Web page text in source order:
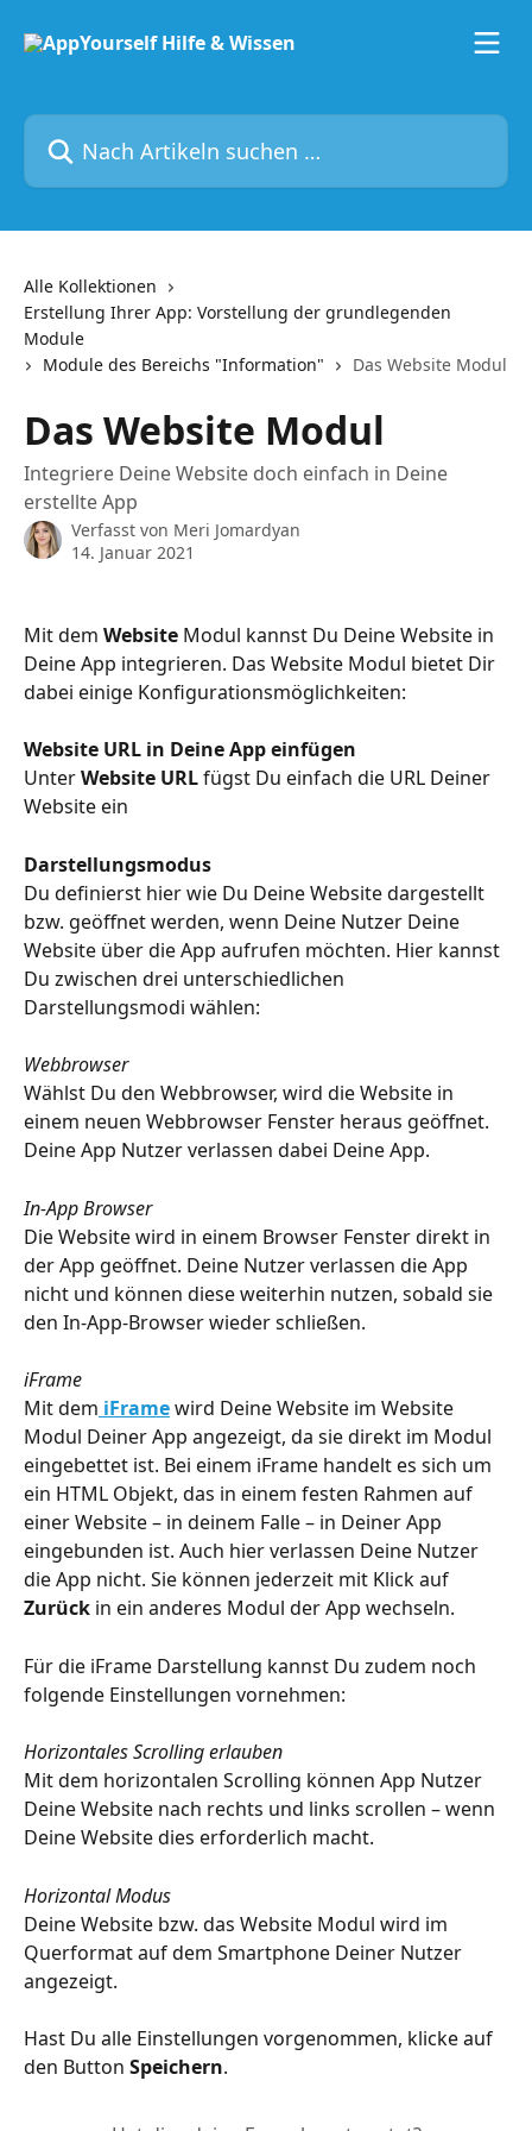
Nach Artikeln suchen …
Alle Kollektionen
Erstellung Ihrer App: Vorstellung der grundlegenden
Module
Module des Bereichs "Information"
Das Website Modul
Das Website Modul
Integriere Deine Website doch einfach in Deine
erstellte App
Verfasst von Meri Jomardyan
14. Januar 2021
Mit dem Website Modul kannst Du Deine Website in
Deine App integrieren. Das Website Modul bietet Dir
dabei einige Konfigurationsmöglichkeiten:
Website URL in Deine App einfügen
Unter Website URL fügst Du einfach die URL Deiner
Website ein
Darstellungsmodus
Du definierst hier wie Du Deine Website dargestellt
bzw. geöffnet werden, wenn Deine Nutzer Deine
Website über die App aufrufen möchten. Hier kannst
Du zwischen drei unterschiedlichen
Darstellungsmodi wählen:
Webbrowser
Wählst Du den Webbrowser, wird die Website in
einem neuen Webbrowser Fenster heraus geöffnet.
Deine App Nutzer verlassen dabei Deine App.
In-App Browser
Die Website wird in einem Browser Fenster direkt in
der App geöffnet. Deine Nutzer verlassen die App
nicht und können diese weiterhin nutzen, sobald sie
den In-App-Browser wieder schließen.
iFrame
Mit dem iFrame wird Deine Website im Website
Modul Deiner App angezeigt, da sie direkt im Modul
eingebettet ist. Bei einem iFrame handelt es sich um
ein HTML Objekt, das in einem festen Rahmen auf
einer Website – in deinem Falle – in Deiner App
eingebunden ist. Auch hier verlassen Deine Nutzer
die App nicht. Sie können jederzeit mit Klick auf
Zurück in ein anderes Modul der App wechseln.
Für die iFrame Darstellung kannst Du zudem noch
folgende Einstellungen vornehmen:
Horizontales Scrolling erlauben
Mit dem horizontalen Scrolling können App Nutzer
Deine Website nach rechts und links scrollen – wenn
Deine Website dies erforderlich macht.
Horizontal Modus
Deine Website bzw. das Website Modul wird im
Querformat auf dem Smartphone Deiner Nutzer
angezeigt.
Hast Du alle Einstellungen vorgenommen, klicke auf
den Button Speichern.